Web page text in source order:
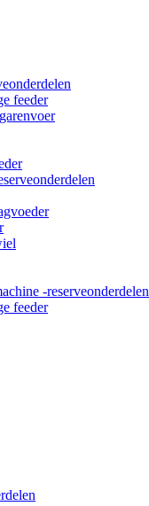
feeder
-reserveonderdelen
feeder